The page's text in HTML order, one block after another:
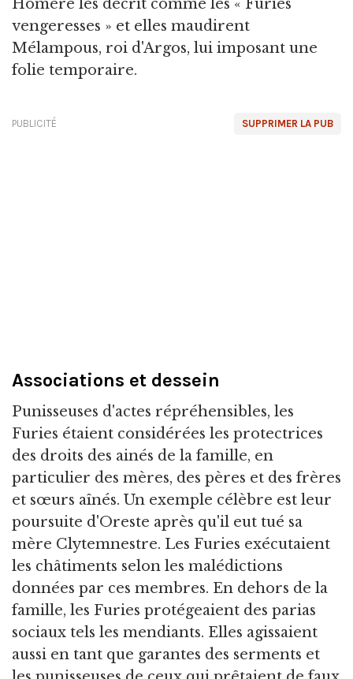
Homère les décrit comme les « Furies
vengeresses » et elles maudirent
Mélampous, roi d'Argos, lui imposant une
folie temporaire.
SUPPRIMER LA PUB
PUBLICITÉ
Associations et dessein
Punisseuses d'actes répréhensibles, les
Furies étaient considérées les protectrices
des droits des ainés de la famille, en
particulier des mères, des pères et des frères
et sœurs aînés. Un exemple célèbre est leur
poursuite d'Oreste après qu'il eut tué sa
mère Clytemnestre. Les Furies exécutaient
les châtiments selon les malédictions
données par ces membres. En dehors de la
famille, les Furies protégeaient des parias
sociaux tels les mendiants. Elles agissaient
aussi en tant que garantes des serments et